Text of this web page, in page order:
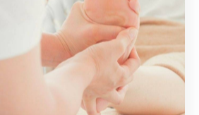
応する部分を刺激することで血流
が整いやすくなります。これによ
で酷使された目の疲れやかすみの
。
む方の多くが足つぼケアを取り入